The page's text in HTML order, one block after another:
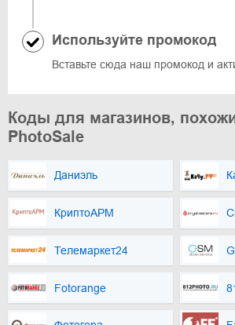
Используйте промокод
Вставьте сюда наш промокод и
Коды для магазинов,
PhotoSale
Даниэль
КриптоАРМ
Телемаркет24
Fotorange